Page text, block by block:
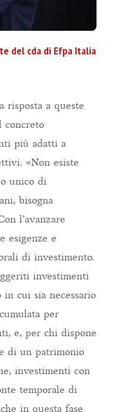
del cda di Efpa Italia
risposta a queste
concreto
più adatti a
«Non esiste
unico di
bisogna
l’avanzare
esigenze e
di investimento.
investimenti
cui sia necessario
per
e, per chi dispone
di un patrimonio
investimenti con
temporale di
in questa fase